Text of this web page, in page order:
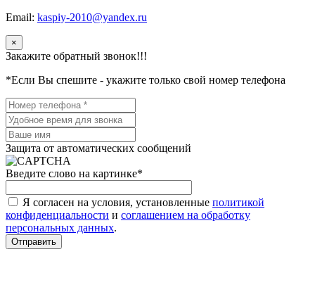
Email: kaspiy-2010@yandex.ru
×
Закажите обратный звонок!!!
*Если Вы спешите - укажите только свой номер телефона
Защита от автоматических сообщений
Введите слово на картинке*
Я согласен на условия, установленные политикой
конфиденциальности и соглашением на обработку
персональных данных.